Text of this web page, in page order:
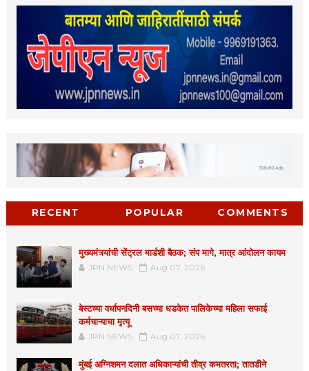
RECENT POPULAR COMMENTS
मुख्यमंत्र्यांची सेंट्रल मार्डशी बैठक; संप मागे, मात्र आंदोलन कायम
JPN NEWS Aug 07, 2026
बेस्टच्या वर्धापनदिनी बसच्या धडकेत पालिकेच्या महिला सफाई
कर्मचाऱ्याचा मृत्यू
JPN NEWS Aug 07, 2026
मुंबई अग्निशमन दलात अधिकाऱ्यांची तीव्र कमतरता; तातडीने